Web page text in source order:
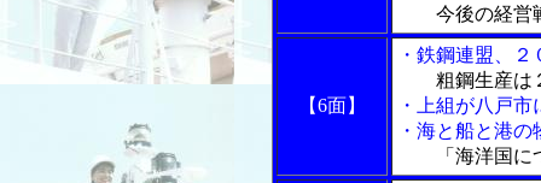
今後の経営
【6面】
・鉄鋼連盟、
粗鋼生産は
・上組が八戸
・海と船と港
「海洋国